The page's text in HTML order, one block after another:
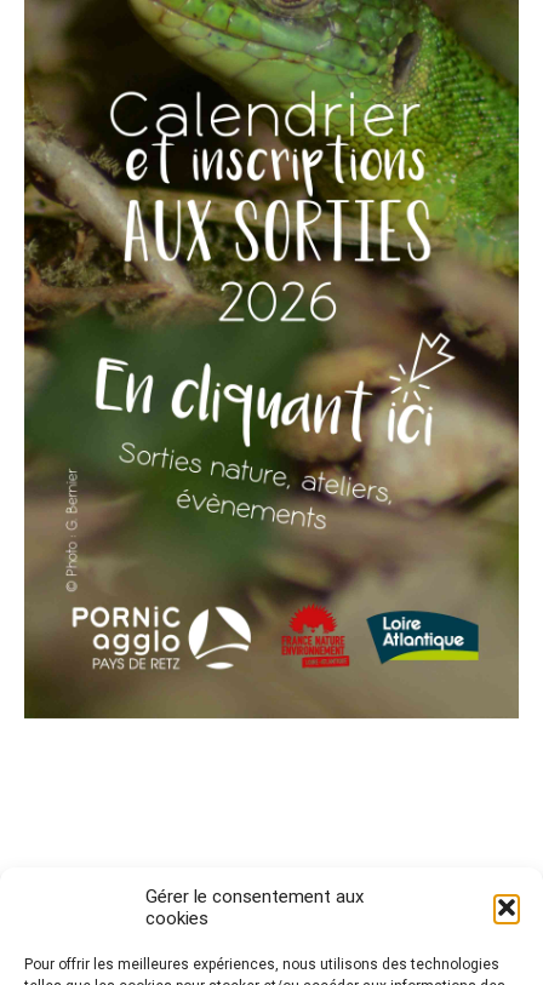
Gérer le consentement aux
cookies
Pour offrir les meilleures expériences, nous utilisons des technologies